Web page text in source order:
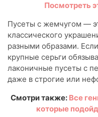
Посмотреть
Пусеты с жемчугом —
классического
разными образами.
крупные серьги
лаконичные пусеты с
даже в строгие или
Смотри также: Все
которые